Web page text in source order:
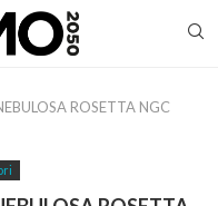
ROSETTA NGC